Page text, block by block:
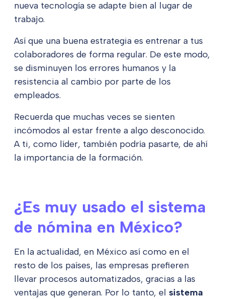
nueva tecnología se adapte bien al lugar de
trabajo.
Así que una buena estrategia es entrenar a tus
colaboradores de forma regular. De este modo,
se disminuyen los errores humanos y la
resistencia al cambio por parte de los
empleados.
Recuerda que muchas veces se sienten
incómodos al estar frente a algo desconocido.
A ti, como líder, también podría pasarte, de ahí
la importancia de la formación.
¿Es muy usado el sistema
de nómina en México?
En la actualidad, en México así como en el
resto de los países, las empresas prefieren
llevar procesos automatizados, gracias a las
ventajas que generan. Por lo tanto, el sistema